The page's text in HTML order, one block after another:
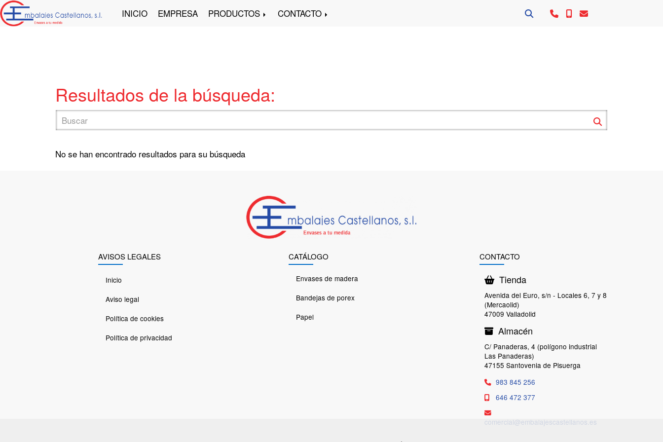
INICIO EMPRESA PRODUCTOS CONTACTO
Resultados de la búsqueda:
No se han encontrado resultados para su búsqueda
AVISOS LEGALES
Inicio
Aviso legal
Política de cookies
Política de privacidad
CATÁLOGO
Envases de madera
Bandejas de porex
Papel
CONTACTO
Tienda
Avenida del Euro, s/n - Locales 6, 7 y 8
(Mercaolid)
47009 Valladolid
Almacén
C/ Panaderas, 4 (polígono industrial
Las Panaderas)
47155 Santovenia de Pisuerga
983 845 256
646 472 377
comercial embalajescastellanos.es